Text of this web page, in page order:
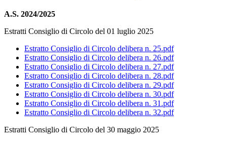
A.S. 2024/2025
Estratti Consiglio di Circolo del 01 luglio 2025
Estratto Consiglio di Circolo delibera n. 25.pdf
Estratto Consiglio di Circolo delibera n. 26.pdf
Estratto Consiglio di Circolo delibera n. 27.pdf
Estratto Consiglio di Circolo delibera n. 28.pdf
Estratto Consiglio di Circolo delibera n. 29.pdf
Estratto Consiglio di Circolo delibera n. 30.pdf
Estratto Consiglio di Circolo delibera n. 31.pdf
Estratto Consiglio di Circolo delibera n. 32.pdf
Estratti Consiglio di Circolo del 30 maggio 2025